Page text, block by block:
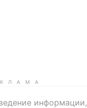
информации,